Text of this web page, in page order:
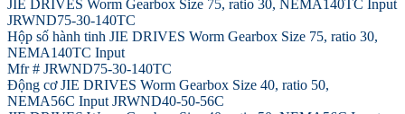
JIE DRIVES Worm Gearbox Size 75, ratio 30, NEMA140TC Input
JRWND75-30-140TC
Hộp số hành tinh JIE DRIVES Worm Gearbox Size 75, ratio 30,
NEMA140TC Input
Mfr # JRWND75-30-140TC
Động cơ JIE DRIVES Worm Gearbox Size 40, ratio 50,
NEMA56C Input JRWND40-50-56C